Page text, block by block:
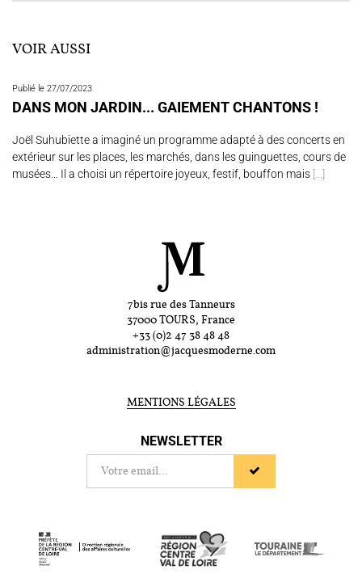
VOIR AUSSI
Publié le 27/07/2023
DANS MON JARDIN... GAIEMENT CHANTONS !
Joël Suhubiette a imaginé un programme adapté à des concerts en
extérieur sur les places, les marchés, dans les guinguettes, cours de
musées… Il a choisi un répertoire joyeux, festif, bouffon mais [...]
7bis rue des Tanneurs
37000 TOURS, France
+33 (0)2 47 38 48 48
administration@jacquesmoderne.com
MENTIONS LÉGALES
NEWSLETTER